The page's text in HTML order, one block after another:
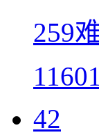
259
11601
42